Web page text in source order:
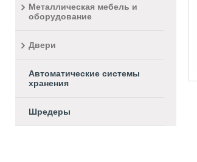
Металлическая мебель и
оборудование
Двери
Автоматические системы
хранения
Шредеры